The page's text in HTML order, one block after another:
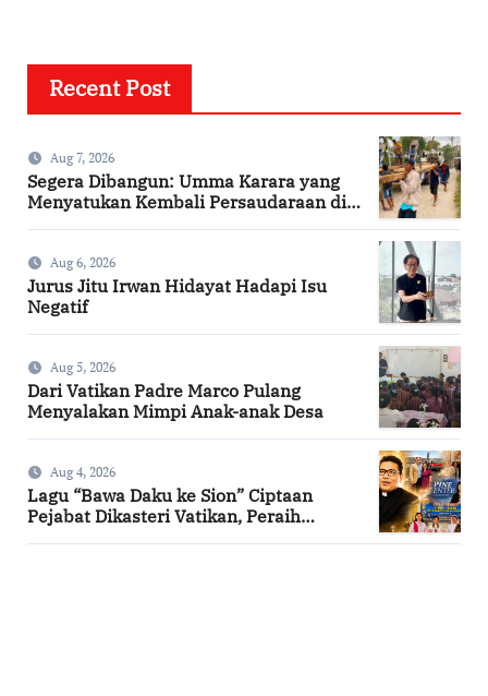
Recent Post
Aug 7, 2026
Segera Dibangun: Umma Karara yang
Menyatukan Kembali Persaudaraan di
Aug 6, 2026
Jurus Jitu Irwan Hidayat Hadapi Isu
Negatif
Aug 5, 2026
Dari Vatikan Padre Marco Pulang
Menyalakan Mimpi Anak-anak Desa
Aug 4, 2026
Lagu “Bawa Daku ke Sion” Ciptaan
Pejabat Dikasteri Vatikan, Peraih